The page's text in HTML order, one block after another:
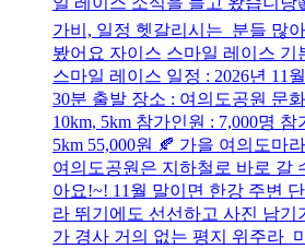
가비, 일정 헷갈리시는 분들 많
봤어요 자이스 스마일 레이스 기
스마일 레이스 일정 : 2026년 11
30분 출발 장소 : 여의도공원 문
10km, 5km 참가인원 : 7,000명 참
5km 55,000원 🍂 가을 여의도마
여의도공원은 지하철로 바로 갈
아요!~! 11월 말이면 한강 주변
라 뛰기에도 선선하고 사진 남기
가 경사 거의 없는 평지 위주라